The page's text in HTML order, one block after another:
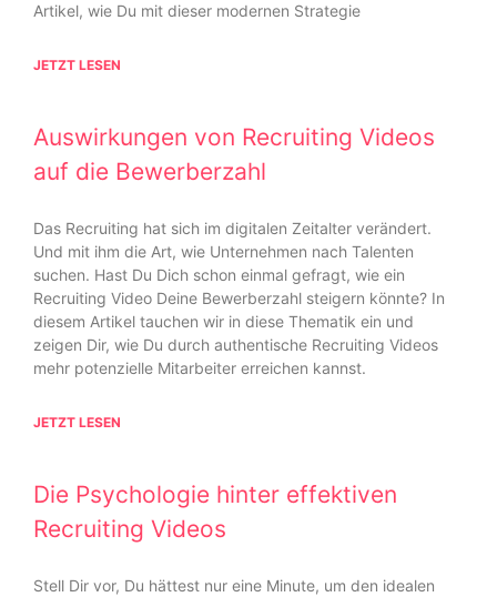
Artikel, wie Du mit dieser modernen Strategie
JETZT LESEN
Auswirkungen von Recruiting Videos
auf die Bewerberzahl
Das Recruiting hat sich im digitalen Zeitalter verändert.
Und mit ihm die Art, wie Unternehmen nach Talenten
suchen. Hast Du Dich schon einmal gefragt, wie ein
Recruiting Video Deine Bewerberzahl steigern könnte? In
diesem Artikel tauchen wir in diese Thematik ein und
zeigen Dir, wie Du durch authentische Recruiting Videos
mehr potenzielle Mitarbeiter erreichen kannst.
JETZT LESEN
Die Psychologie hinter effektiven
Recruiting Videos
Stell Dir vor, Du hättest nur eine Minute, um den idealen